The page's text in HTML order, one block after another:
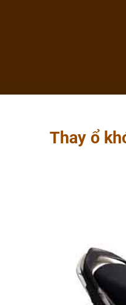
Thay ổ